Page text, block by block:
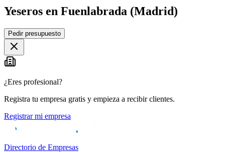
Yeseros en Fuenlabrada (Madrid)
+
−
Pedir presupuesto
¿Eres profesional?
Registra tu empresa gratis y empieza a recibir clientes.
Registrar mi empresa
Directorio de Empresas